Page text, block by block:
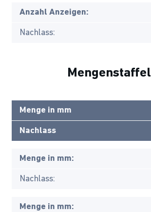
Anzahl Anzeigen:
Nachlass:
Mengenstaffel
Menge in mm
Nachlass
Menge in mm:
Nachlass:
Menge in mm: